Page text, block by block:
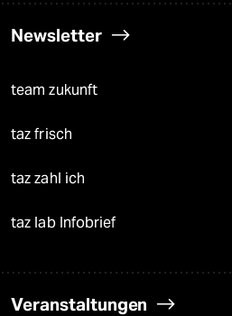
Newsletter
team zukunft
taz frisch
taz zahl ich
taz lab Infobrief
Veranstaltungen